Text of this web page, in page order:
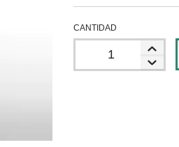
CANTIDAD